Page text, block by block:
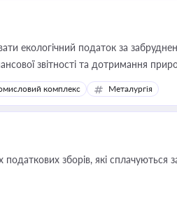
екологічний податок за
звітності та дотримання
комплекс Металургія
зборів, які сплачуються